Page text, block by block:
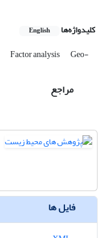
کلیدواژه‌ها English
Factor analysis Geo-
مراجع
فایل ها